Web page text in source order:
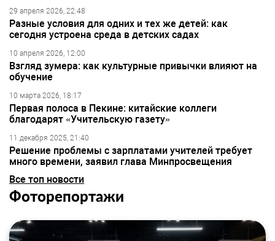
29 апреля 2026, 22:48
Разные условия для одних и тех же детей: как
сегодня устроена среда в детских садах
10 апреля 2026, 12:00
Взгляд зумера: как культурные привычки влияют на
обучение
10 марта 2026, 18:17
Первая полоса в Пекине: китайские коллеги
благодарят «Учительскую газету»
11 декабря 2025, 21:40
Решение проблемы с зарплатами учителей требует
много времени, заявил глава Минпросвещения
Все топ новости
Фоторепортажи